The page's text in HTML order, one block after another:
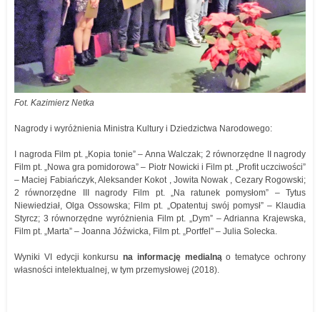
Fot. Kazimierz Netka
Nagrody i wyróżnienia Ministra Kultury i Dziedzictwa Narodowego:
I nagroda Film pt. „Kopia tonie” – Anna Walczak; 2 równorzędne II nagrody
Film pt. „Nowa gra pomidorowa” – Piotr Nowicki i Film pt. „Profit uczciwości”
– Maciej Fabiańczyk, Aleksander Kokot , Jowita Nowak , Cezary Rogowski;
2 równorzędne III nagrody Film pt. „Na ratunek pomysłom” – Tytus
Niewiedział, Olga Ossowska; Film pt. „Opatentuj swój pomysł” – Klaudia
Styrcz; 3 równorzędne wyróżnienia Film pt. „Dym” – Adrianna Krajewska,
Film pt. „Marta” – Joanna Jóźwicka, Film pt. „Portfel” – Julia Solecka.
Wyniki VI edycji konkursuna informację medialnąo tematyce ochrony
własności intelektualnej, w tym przemysłowej (2018).